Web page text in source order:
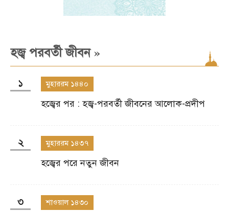
হজ্ব পরবর্তী জীবন»
১ মুহাররম ১৪৪০
হজ্বের পর : হজ্ব-পরবর্তী জীবনের আলোক-প্রদীপ
২ মুহাররম ১৪৩৭
হজ্বের পরে নতুন জীবন
৩ শাওয়াল ১৪৩০